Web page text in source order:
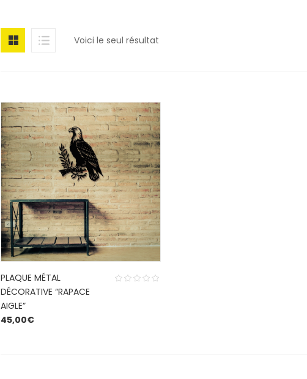
Voici le seul résultat
PLAQUE MÉTAL
DÉCORATIVE “RAPACE
AIGLE”
45,00€